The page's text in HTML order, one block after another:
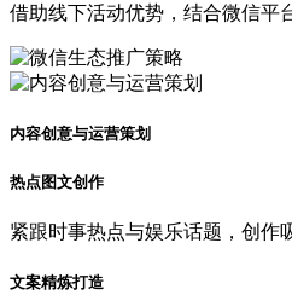
借助线下活动优势，结合微信平
内容创意与运营策划
热点图文创作
紧跟时事热点与娱乐话题，创作
文案精炼打造